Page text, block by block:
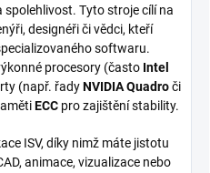
Tyto stroje cílí na
designéři či vědci, kteří
softwaru.
procesory (často Intel
(např. řadyNVIDIA Quadroči
ECC pro zajištění stability.
ISV, díky nimž máte jistotu
animace, vizualizace nebo